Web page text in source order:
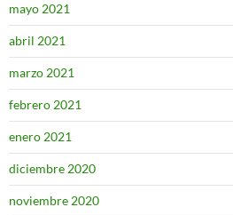
mayo 2021
abril 2021
marzo 2021
febrero 2021
enero 2021
diciembre 2020
noviembre 2020